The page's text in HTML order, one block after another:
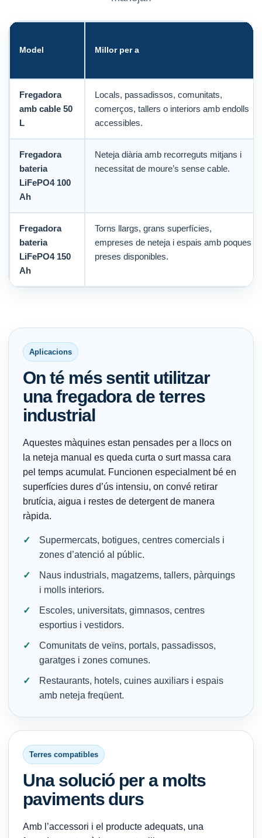
Model Millor per a
Fregadora
amb cable 50
L
Locals, passadissos, comunitats,
comerços, tallers o interiors amb endolls
accessibles.
Fregadora
bateria
LiFePO4 100
Ah
Neteja diària amb recorreguts mitjans i
necessitat de moure’s sense cable.
Fregadora
bateria
LiFePO4 150
Ah
Torns llargs, grans superfícies,
empreses de neteja i espais amb poques
preses disponibles.
Aplicacions
On té més sentit utilitzar
una fregadora de terres
industrial
Aquestes màquines estan pensades per a llocs on
la neteja manual es queda curta o surt massa cara
pel temps acumulat. Funcionen especialment bé en
superfícies dures d’ús intensiu, on convé retirar
brutícia, aigua i restes de detergent de manera
ràpida.
Supermercats, botigues, centres comercials i
zones d’atenció al públic.
Naus industrials, magatzems, tallers, pàrquings
i molls interiors.
Escoles, universitats, gimnasos, centres
esportius i vestidors.
Comunitats de veïns, portals, passadissos,
garatges i zones comunes.
Restaurants, hotels, cuines auxiliars i espais
amb neteja freqüent.
Terres compatibles
Una solució per a molts
paviments durs
Amb l’accessori i el producte adequats, una